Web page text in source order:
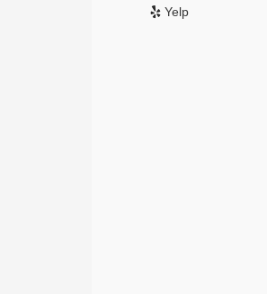
Yelp